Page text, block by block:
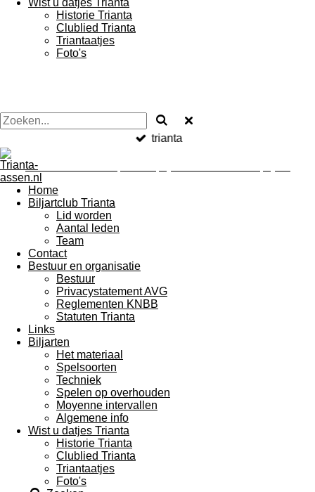
Wist u datjes Trianta
Historie Trianta
Clublied Trianta
Triantaatjes
Foto's
trianta
Trianta Assen
Home
Biljartclub Trianta
Lid worden
Aantal leden
Team
Contact
Bestuur en organisatie
Bestuur
Privacystatement AVG
Reglementen KNBB
Statuten Trianta
Links
Biljarten
Het materiaal
Spelsoorten
Techniek
Spelen op overhouden
Moyenne intervallen
Algemene info
Wist u datjes Trianta
Historie Trianta
Clublied Trianta
Triantaatjes
Foto's